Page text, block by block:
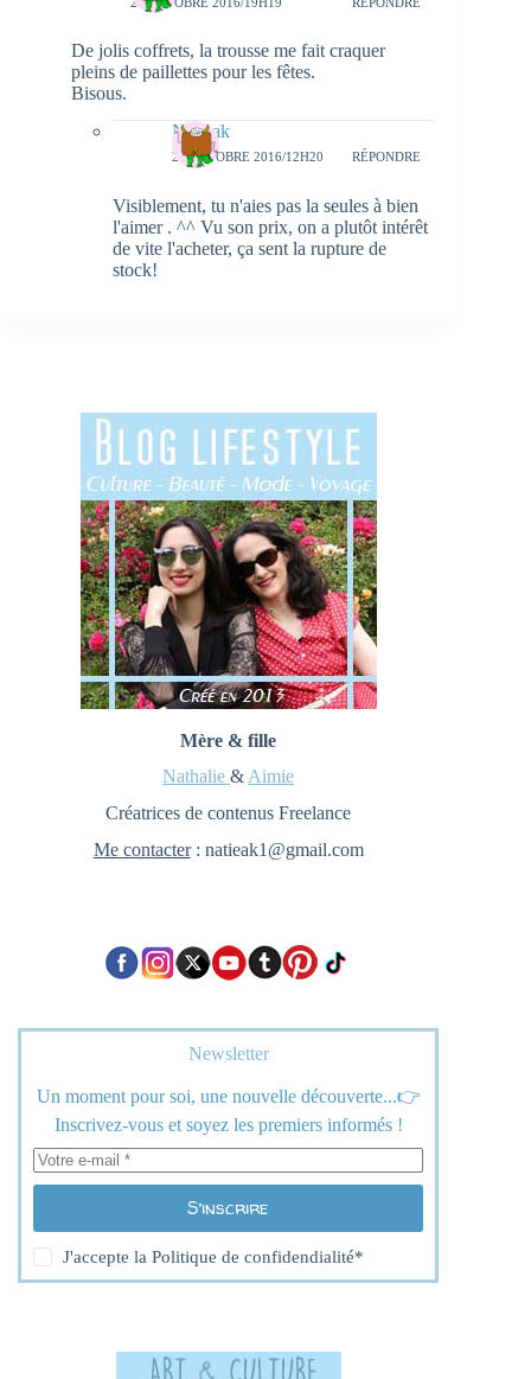
De jolis coffrets, la trousse me fait craquer
pleins de paillettes pour les fêtes.
Bisous.
Natieak
24 OCTOBRE 2016/12H20 RÉPONDRE
Visiblement, tu n'aies pas la seules à bien
l'aimer . ^^ Vu son prix, on a plutôt intérêt
de vite l'acheter, ça sent la rupture de
stock!
Mère & fille
Nathalie& Aimie
Créatrices de contenus Freelance
Me contacter: natieak1@gmail.com
Newsletter
Un moment pour soi, une nouvelle découverte...👉
Inscrivez-vous et soyez les premiers informés !
S’inscrire
J'accepte laPolitique de confidendialité*